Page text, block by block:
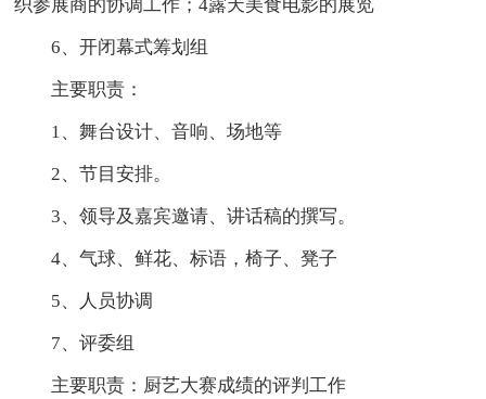
织参展商的协调工作；4露天美食电影的展览
6、开闭幕式筹划组
主要职责：
1、舞台设计、音响、场地等
2、节目安排。
3、领导及嘉宾邀请、讲话稿的撰写。
4、气球、鲜花、标语，椅子、凳子
5、人员协调
7、评委组
主要职责：厨艺大赛成绩的评判工作